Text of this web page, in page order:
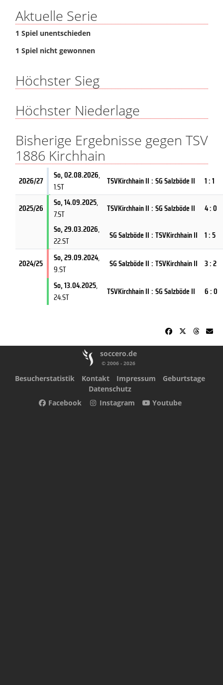
Aktuelle Serie
1 Spiel unentschieden
1 Spiel nicht gewonnen
Höchster Sieg
Höchster Niederlage
Bisherige Ergebnisse gegen TSV
1886 Kirchhain
2026/27 So, 02.08.2026,
1.ST
TSVKirchhain II : SG Salzböde II 1 : 1
2025/26 So, 14.09.2025,
7.ST
TSVKirchhain II : SG Salzböde II
4 : 0
So, 29.03.2026,
22.ST
SG Salzböde II : TSVKirchhain II 1 : 5
2024/25 So, 29.09.2024,
9.ST
SG Salzböde II : TSVKirchhain II 3 : 2
So, 13.04.2025,
24.ST
TSVKirchhain II : SG Salzböde II 6 : 0
soccero.de
© 2006 - 2026
Besucherstatistik Kontakt Impressum
Geburtstage
Datenschutz
Facebook
Instagram Youtube